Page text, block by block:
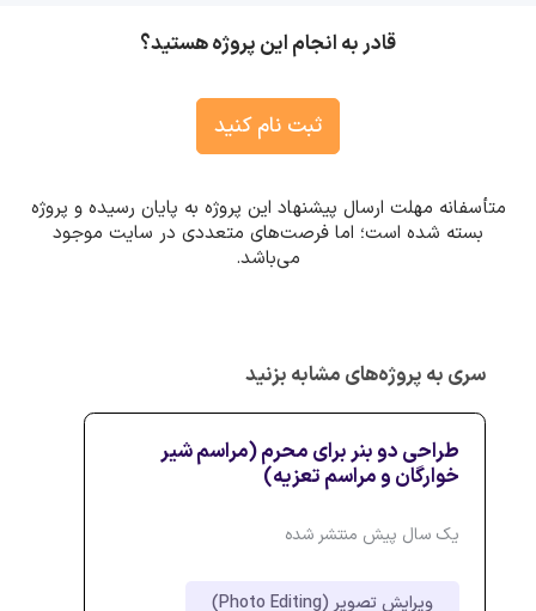
قادر به انجام این پروژه هستید؟
ثبت نام کنید
متأسفانه مهلت ارسال پیشنهاد این پروژه به پایان رسیده و پروژه
بسته شده است؛ اما فرصت‌های متعددی در سایت موجود
می‌باشد.
سری به پروژه‌های مشابه بزنید
طراحی دو بنر برای محرم (مراسم شیر
خوارگان و مراسم تعزیه)
یک سال پیش منتشر شده
ویرایش تصویر (Photo Editing)